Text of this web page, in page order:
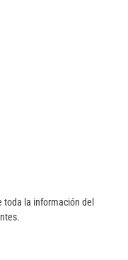
toda la información del